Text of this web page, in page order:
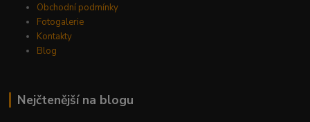
Obchodní podmínky
Fotogalerie
Kontakty
Blog
Nejčtenější na blogu